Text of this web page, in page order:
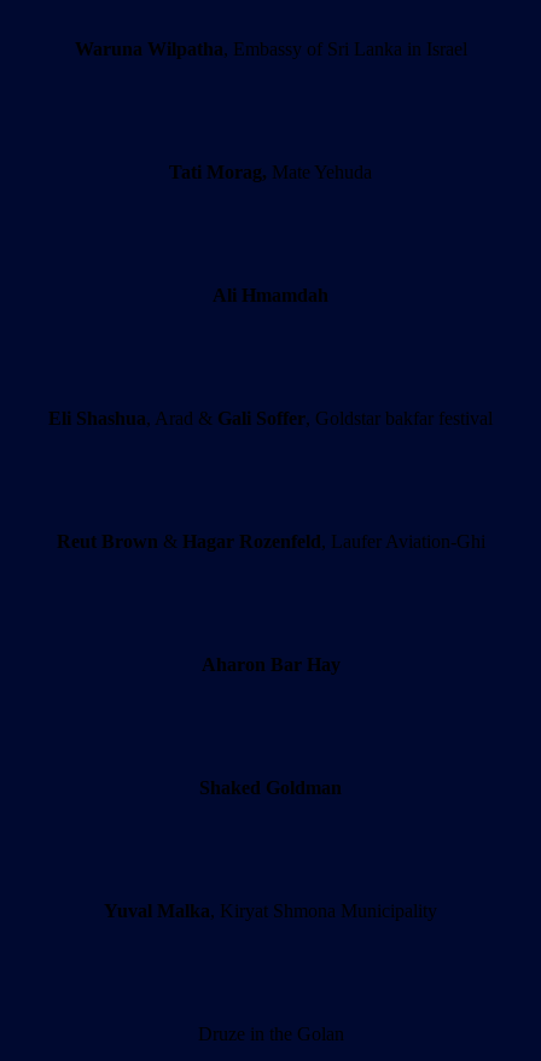
Waruna Wilpatha, Embassy of Sri Lanka in Israel
Tati Morag, Mate Yehuda
Ali Hmamdah
Eli Shashua, Arad & Gali Soffer, Goldstar bakfar festival
Reut Brown & Hagar Rozenfeld, Laufer Aviation-Ghi
Aharon Bar Hay
Shaked Goldman
Yuval Malka, Kiryat Shmona Municipality
Druze in the Golan